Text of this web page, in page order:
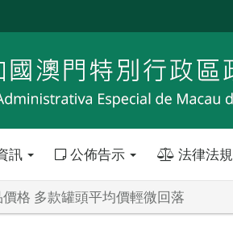
訊 公佈告示 法律法規
格 多款罐頭平均價輕微回落